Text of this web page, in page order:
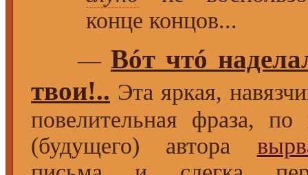
конце концов...
— Вóт чтó
твои!.. Эта яркая,
повелительная фраза, по
(будущего) автора